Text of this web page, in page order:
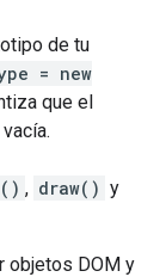
de tu
= new
que el
, draw() y
objetos DOM y